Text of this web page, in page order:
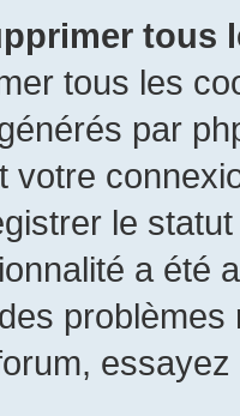
tous
tous les
par
votre
le
a été